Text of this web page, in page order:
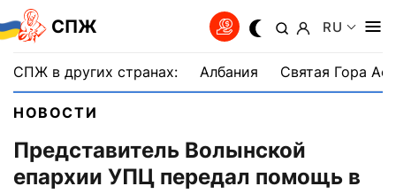
СПЖ RU
СПЖ в других странах: Албания Святая Гора
НОВОСТИ
Представитель Волынской
епархии УПЦ передал помощь в